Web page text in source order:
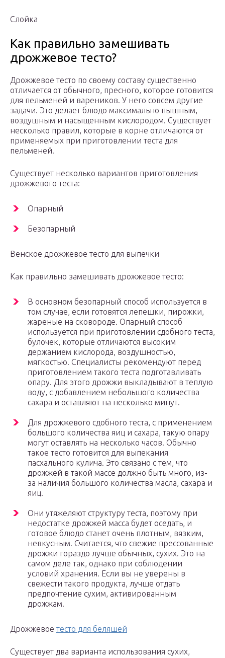
Слойка
Как правильно замешивать
дрожжевое тесто?
Дрожжевое тесто по своему составу существенно
отличается от обычного, пресного, которое готовится
для пельменей и вареников. У него совсем другие
задачи. Это делает блюдо максимально пышным,
воздушным и насыщенным кислородом. Существует
несколько правил, которые в корне отличаются от
применяемых при приготовлении теста для
пельменей.
Существует несколько вариантов приготовления
дрожжевого теста:
Опарный
Безопарный
Венское дрожжевое тесто для выпечки
Как правильно замешивать дрожжевое тесто:
В основном безопарный способ используется в
том случае, если готовятся лепешки, пирожки,
жареные на сковороде. Опарный способ
используется при приготовлении сдобного теста,
булочек, которые отличаются высоким
держанием кислорода, воздушностью,
мягкостью. Специалисты рекомендуют перед
приготовлением такого теста подготавливать
опару. Для этого дрожжи выкладывают в теплую
воду, с добавлением небольшого количества
сахара и оставляют на несколько минут.
Для дрожжевого сдобного теста, с применением
большого количества яиц и сахара, такую опару
могут оставлять на несколько часов. Обычно
такое тесто готовится для выпекания
пасхального кулича. Это связано с тем, что
дрожжей в такой массе должно быть много, из-
за наличия большого количества масла, сахара и
яиц.
Они утяжеляют структуру теста, поэтому при
недостатке дрожжей масса будет оседать, и
готовое блюдо станет очень плотным, вязким,
невкусным. Считается, что свежие прессованные
дрожжи гораздо лучше обычных, сухих. Это на
самом деле так, однако при соблюдении
условий хранения. Если вы не уверены в
свежести такого продукта, лучше отдать
предпочтение сухим, активированным
дрожжам.
Дрожжевое тесто для беляшей
Существует два варианта использования сухих,